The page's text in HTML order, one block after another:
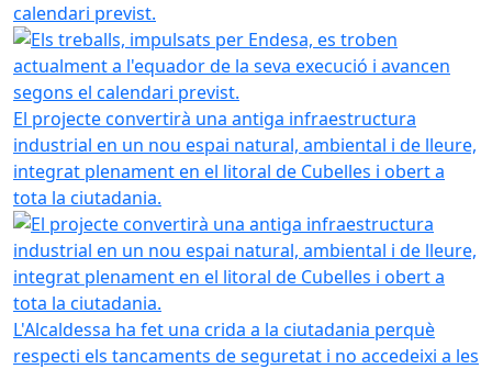
calendari previst.
El projecte convertirà una antiga infraestructura
industrial en un nou espai natural, ambiental i de lleure,
integrat plenament en el litoral de Cubelles i obert a
tota la ciutadania.
L'Alcaldessa ha fet una crida a la ciutadania perquè
respecti els tancaments de seguretat i no accedeixi a les